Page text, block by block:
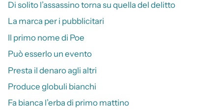
Di solito l’assassino torna su quella del delitto
La marca per i pubblicitari
Il primo nome di Poe
Può esserlo un evento
Presta il denaro agli altri
Produce globuli bianchi
Fa bianca l’erba di primo mattino